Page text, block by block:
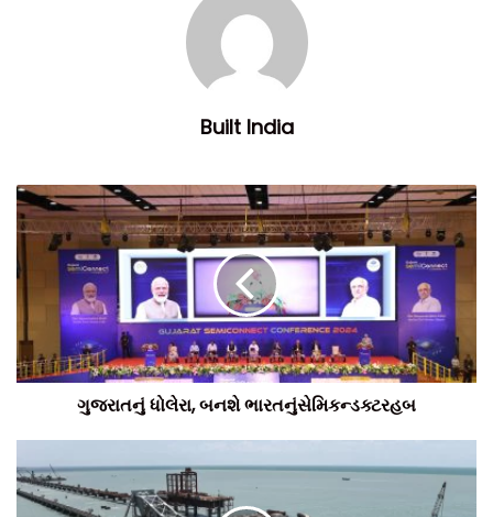
Built India
ગુજરાતનું ધોલેરા, બનશે ભારતનુંસેમિકન્ડક્ટરહબ